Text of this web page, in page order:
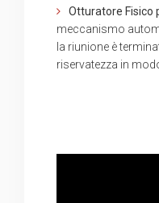
Otturatore Fisico
meccanismo
la riunione è
riservatezza in